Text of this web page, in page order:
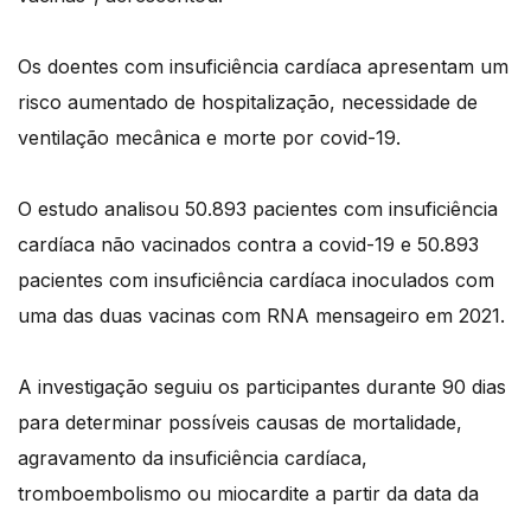
Os doentes com insuficiência cardíaca apresentam um
risco aumentado de hospitalização, necessidade de
ventilação mecânica e morte por covid-19.
O estudo analisou 50.893 pacientes com insuficiência
cardíaca não vacinados contra a covid-19 e 50.893
pacientes com insuficiência cardíaca inoculados com
uma das duas vacinas com RNA mensageiro em 2021.
A investigação seguiu os participantes durante 90 dias
para determinar possíveis causas de mortalidade,
agravamento da insuficiência cardíaca,
tromboembolismo ou miocardite a partir da data da